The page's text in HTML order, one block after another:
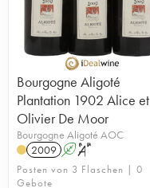
Bourgogne Aligoté
Plantation 1902 Alice et
Olivier De Moor
Bourgogne Aligoté AOC
2009 A S
Posten von 3 Flaschen | 0
Gebote